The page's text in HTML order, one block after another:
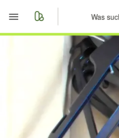
Merkliste
Nachrichten
Anzeige aufgeben